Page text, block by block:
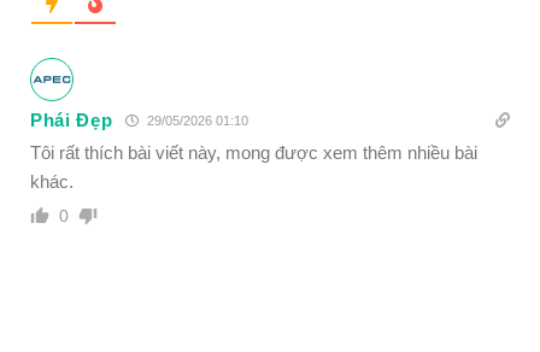
Phái Đẹp 29/05/2026 01:10
Tôi rất thích bài viết này, mong được xem thêm nhiều bài
khác.
0